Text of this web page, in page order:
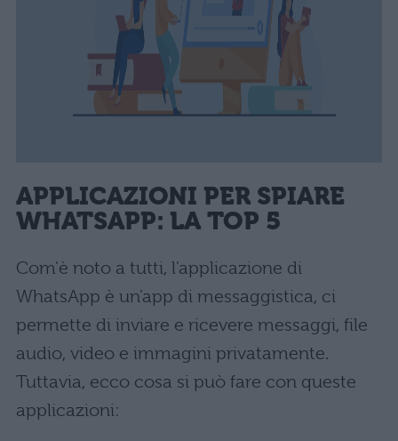
APPLICAZIONI PER SPIARE
WHATSAPP: LA TOP 5
Com'è noto a tutti, l'applicazione di
WhatsApp è un'app di messaggistica, ci
permette di inviare e ricevere messaggi, file
audio, video e immagini privatamente.
Tuttavia, ecco cosa si può fare con queste
applicazioni: